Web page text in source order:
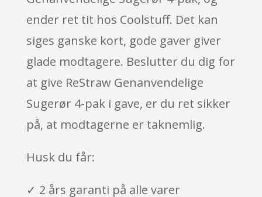
ender ret tit hos Coolstuff. Det kan
siges ganske kort, gode gaver giver
glade modtagere. Beslutter du dig for
at give ReStraw Genanvendelige
Sugerør 4-pak i gave, er du ret sikker
på, at modtagerne er taknemlig.
Husk du får:
✓ 2 års garanti på alle varer